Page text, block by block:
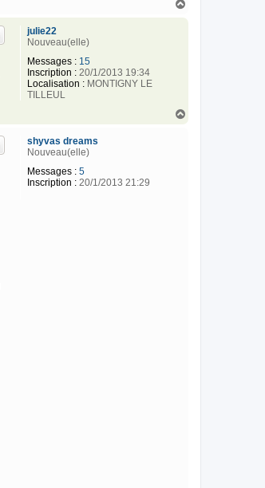
julie22
Nouveau(elle)
Messages : 15
Inscription : 20/1/2013 19:34
Localisation : MONTIGNY LE
TILLEUL
shyvas dreams
Nouveau(elle)
Messages : 5
Inscription : 20/1/2013 21:29